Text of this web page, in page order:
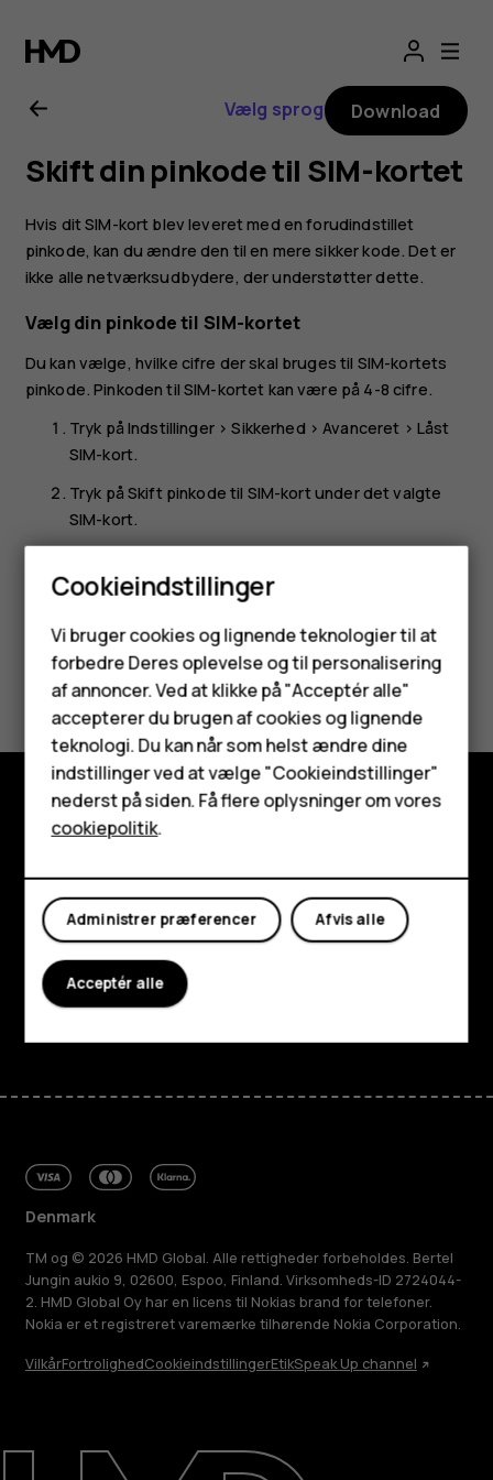
Brugervejledning
til
Nokia
G21
Smartphones
Feature-telefoner
Tilbehør
HMD Terra M
Tablets
Min konto
Om
Vælg sprog Download
Skift din pinkode til SIM-kortet
Hvis dit SIM-kort blev leveret med en forudindstillet
pinkode, kan du ændre den til en mere sikker kode. Det er
ikke alle netværksudbydere, der understøtter dette.
Vælg din pinkode til SIM-kortet
Du kan vælge, hvilke cifre der skal bruges til SIM-kortets
pinkode. Pinkoden til SIM-kortet kan være på 4-8 cifre.
Tryk påIndstillinger>Sikkerhed >Avanceret > Låst
SIM-kort.
Tryk påSkift pinkode til SIM-kort under det valgte
SIM-kort.
Synes du, dette var nyttigt?
Ja Nej
Udforsk
Om
Planet and people
Support
FacebookInstagram
Tiktok
Denmark
TM og © 2026 HMD Global. Alle rettigheder forbeholdes. Bertel
Jungin aukio 9, 02600, Espoo, Finland. Virksomheds-ID 2724044-
2. HMD Global Oy har en licens til Nokias brand for telefoner.
Nokia er et registreret varemærke tilhørende Nokia Corporation.
VilkårFortrolighedCookieindstillingerEtikSpeak Up channel
Cookieindstillinger
Vi bruger cookies og lignende teknologier til at
forbedre Deres oplevelse og til personalisering
af annoncer. Ved at klikke på "Acceptér alle"
accepterer du brugen af cookies og lignende
teknologi. Du kan når som helst ændre dine
indstillinger ved at vælge "Cookieindstillinger"
nederst på siden. Få flere oplysninger om vores
cookiepolitik.
Afvis alle
Administrer præferencer
Acceptér alle